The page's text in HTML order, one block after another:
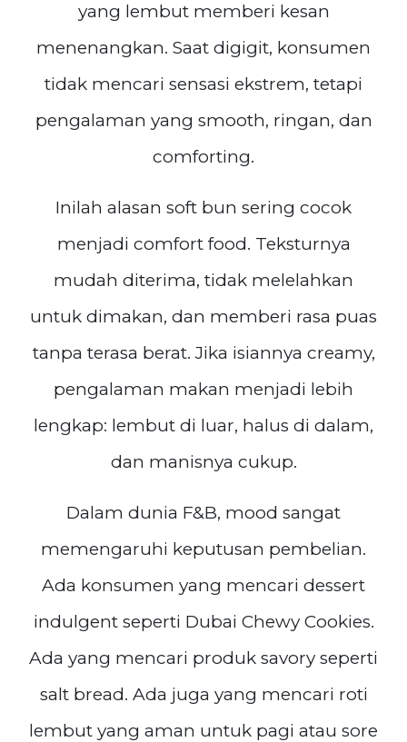
yang lembut memberi kesan
menenangkan. Saat digigit, konsumen
tidak mencari sensasi ekstrem, tetapi
pengalaman yang smooth, ringan, dan
comforting.
Inilah alasan soft bun sering cocok
menjadi comfort food. Teksturnya
mudah diterima, tidak melelahkan
untuk dimakan, dan memberi rasa puas
tanpa terasa berat. Jika isiannya creamy,
pengalaman makan menjadi lebih
lengkap: lembut di luar, halus di dalam,
dan manisnya cukup.
Dalam dunia F&B, mood sangat
memengaruhi keputusan pembelian.
Ada konsumen yang mencari dessert
indulgent seperti Dubai Chewy Cookies.
Ada yang mencari produk savory seperti
salt bread. Ada juga yang mencari roti
lembut yang aman untuk pagi atau sore